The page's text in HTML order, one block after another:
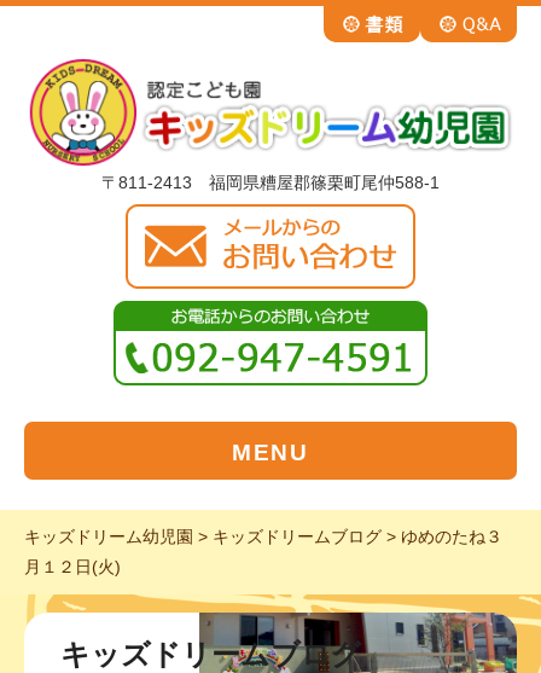
〒811-2413 福岡県糟屋郡篠栗町尾仲588-1
MENU
キッズドリーム幼児園 > キッズドリームブログ > ゆめのたね３
月１２日(火)
キッズドリームブログ